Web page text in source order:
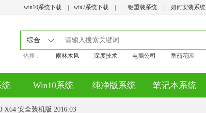
win10系统下载 win7系统下载 一键重装系统 如何安装系统
综合
热搜： 雨林木风 深度技术 电脑公司 番茄花园
统 Win10系统 纯净版系统 笔记本系统
X64 安全装机版 2016.03